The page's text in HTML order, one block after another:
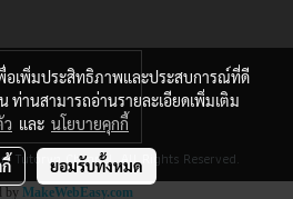
Tutorwa Channel. All Rights Reserved.
by MakeWebEasy.com
พื่อเพิ่มประสิทธิภาพและประสบการณ์ที่ดี
ท่านสามารถอ่านรายละเอียดเพิ่มเติม
และ นโยบายคุกกี้
ยอมรับทั้งหมด